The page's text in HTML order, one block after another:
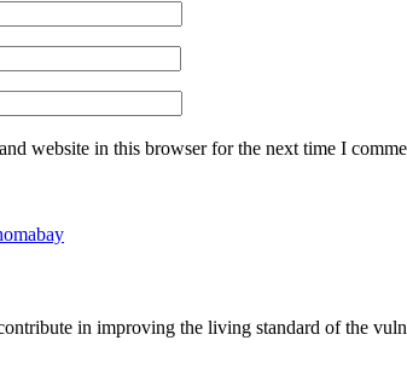
website in this browser for the next time I
in improving the living standard of the